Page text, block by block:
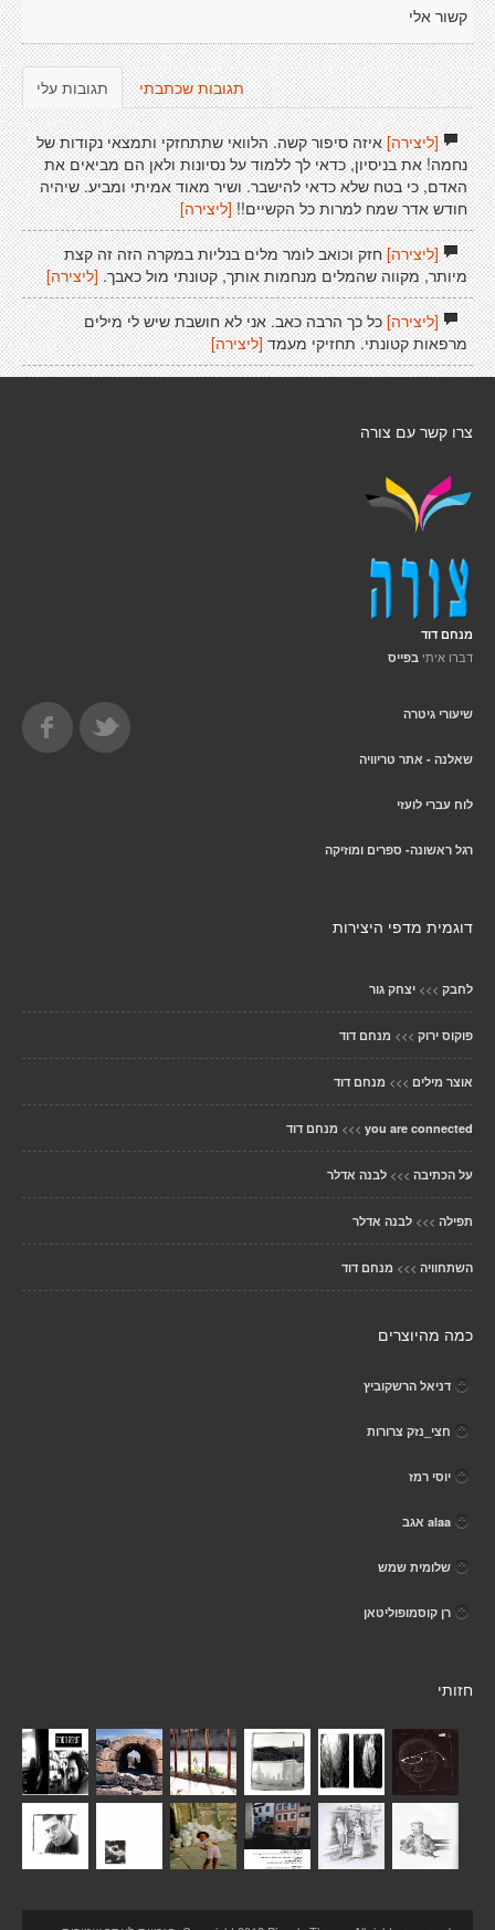
קשור אלי
תגובות עלי תגובות שכתבתי
[ליצירה]איזה סיפור קשה. הלוואי שתתחזקי ותמצאי נקודות של
נחמה! את בניסיון, כדאי לך ללמוד על נסיונות ולאן הם מביאים את
האדם, כי בטח שלא כדאי להישבר. ושיר מאוד אמיתי ומביע. שיהיה
חודש אדר שמח למרות כל הקשיים!! [ליצירה]
[ליצירה]חזק וכואב לומר מלים בנליות במקרה הזה זה קצת
מיותר, מקווה שהמלים מנחמות אותך, קטונתי מול כאבך. [ליצירה]
[ליצירה]כל כך הרבה כאב. אני לא חושבת שיש לי מילים
מרפאות קטונתי. תחזיקי מעמד [ליצירה]
צרו קשר עם צורה
מנחם דוד
דברו איתי בפייס
שיעורי גיטרה
שאלנה - אתר טריוויה
לוח עברי לועזי
רגל ראשונה- ספרים ומוזיקה
דוגמית מדפי היצירות
לחבק >>> יצחק גור
פוקוס ירוק >>> מנחם דוד
אוצר מילים >>> מנחם דוד
you are connected
>>> מנחם דוד
על הכתיבה >>> לבנה אדלר
תפילה >>> לבנה אדלר
השתחוויה >>> מנחם דוד
כמה מהיוצרים
דניאל הרשקוביץ
חצי_נזק צרורות
יוסי רמז
alaa אגב
שלומית שמש
רן קוסמופוליטאן
חזותי